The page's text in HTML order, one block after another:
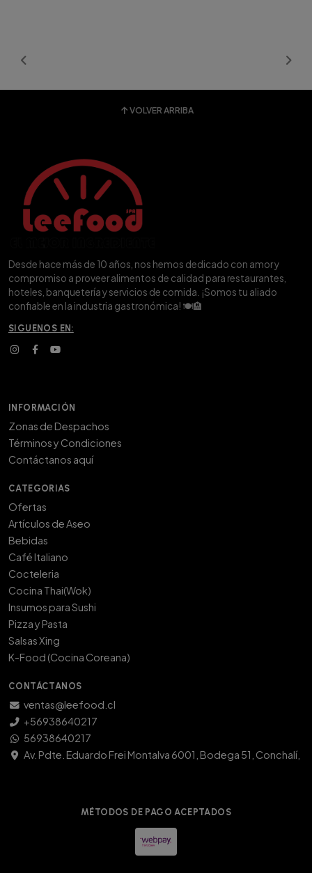
VOLVER ARRIBA
Desde hace más de 10 años, nos hemos dedicado con amor y
compromiso a proveer alimentos de calidad para restaurantes,
hoteles, banquetería y servicios de comida. ¡Somos tu aliado
confiable en la industria gastronómica! 🍽️🏨
SIGUENOS EN:
INFORMACIÓN
Zonas de Despachos
Términos y Condiciones
Contáctanos aquí
CATEGORIAS
Ofertas
Artículos de Aseo
Bebidas
Café Italiano
Cocteleria
Cocina Thai(Wok)
Insumos para Sushi
Pizza y Pasta
Salsas Xing
K-Food (Cocina Coreana)
CONTÁCTANOS
ventas@leefood.cl
+56938640217
56938640217
Av. Pdte. Eduardo Frei Montalva 6001, Bodega 51, Conchalí,
MÉTODOS DE PAGO ACEPTADOS